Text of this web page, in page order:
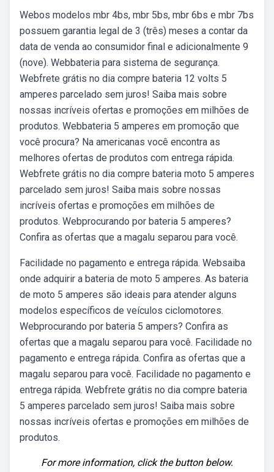
Webos modelos mbr 4bs, mbr 5bs, mbr 6bs e mbr 7bs
possuem garantia legal de 3 (três) meses a contar da
data de venda ao consumidor final e adicionalmente 9
(nove). Webbateria para sistema de segurança.
Webfrete grátis no dia compre bateria 12 volts 5
amperes parcelado sem juros! Saiba mais sobre
nossas incríveis ofertas e promoções em milhões de
produtos. Webbateria 5 amperes em promoção que
você procura? Na americanas você encontra as
melhores ofertas de produtos com entrega rápida.
Webfrete grátis no dia compre bateria moto 5 amperes
parcelado sem juros! Saiba mais sobre nossas
incríveis ofertas e promoções em milhões de
produtos. Webprocurando por bateria 5 amperes?
Confira as ofertas que a magalu separou para você.
Facilidade no pagamento e entrega rápida. Websaiba
onde adquirir a bateria de moto 5 amperes. As bateria
de moto 5 amperes são ideais para atender alguns
modelos específicos de veículos ciclomotores.
Webprocurando por bateria 5 ampers? Confira as
ofertas que a magalu separou para você. Facilidade no
pagamento e entrega rápida. Confira as ofertas que a
magalu separou para você. Facilidade no pagamento e
entrega rápida. Webfrete grátis no dia compre bateria
5 amperes parcelado sem juros! Saiba mais sobre
nossas incríveis ofertas e promoções em milhões de
produtos.
For more information, click the button below.